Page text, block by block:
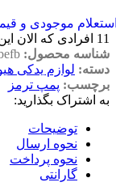
موجودی و
11 افرادی که الان
شناسه محصول:
دسته: لوازم یدکی
برچسب: پمپ ترمز
به اشتراک بگذارید:
توضیحات
نحوه ارسال
نحوه پرداخت
گارانتی